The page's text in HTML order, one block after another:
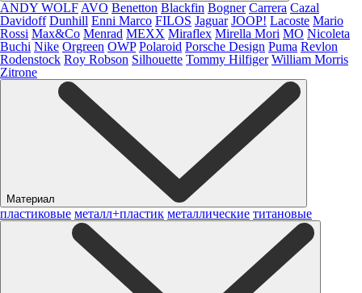
ANDY WOLF AVO Benetton Blackfin Bogner Carrera Cazal
Davidoff Dunhill Enni Marco FILOS Jaguar JOOP! Lacoste Mario
Rossi Max&Co Menrad MEXX Miraflex Mirella Mori MO Nicoleta
Buchi Nike Orgreen OWP Polaroid Porsche Design Puma Revlon
Rodenstock Roy Robson Silhouette Tommy Hilfiger William Morris
Zitrone
Материал
пластиковые металл+пластик металлические титановые